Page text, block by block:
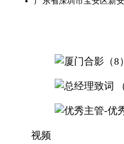
视频